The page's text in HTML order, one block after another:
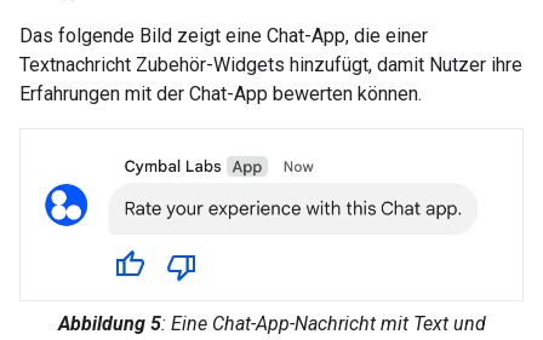
Das folgende Bild zeigt eine Chat-App, die einer
Textnachricht Zubehör-Widgets hinzufügt, damit Nutzer ihre
Erfahrungen mit der Chat-App bewerten können.
Abbildung 5: Eine Chat-App-Nachricht mit Text und